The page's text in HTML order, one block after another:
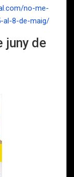
no-me-
al-8-de-maig/
juny de